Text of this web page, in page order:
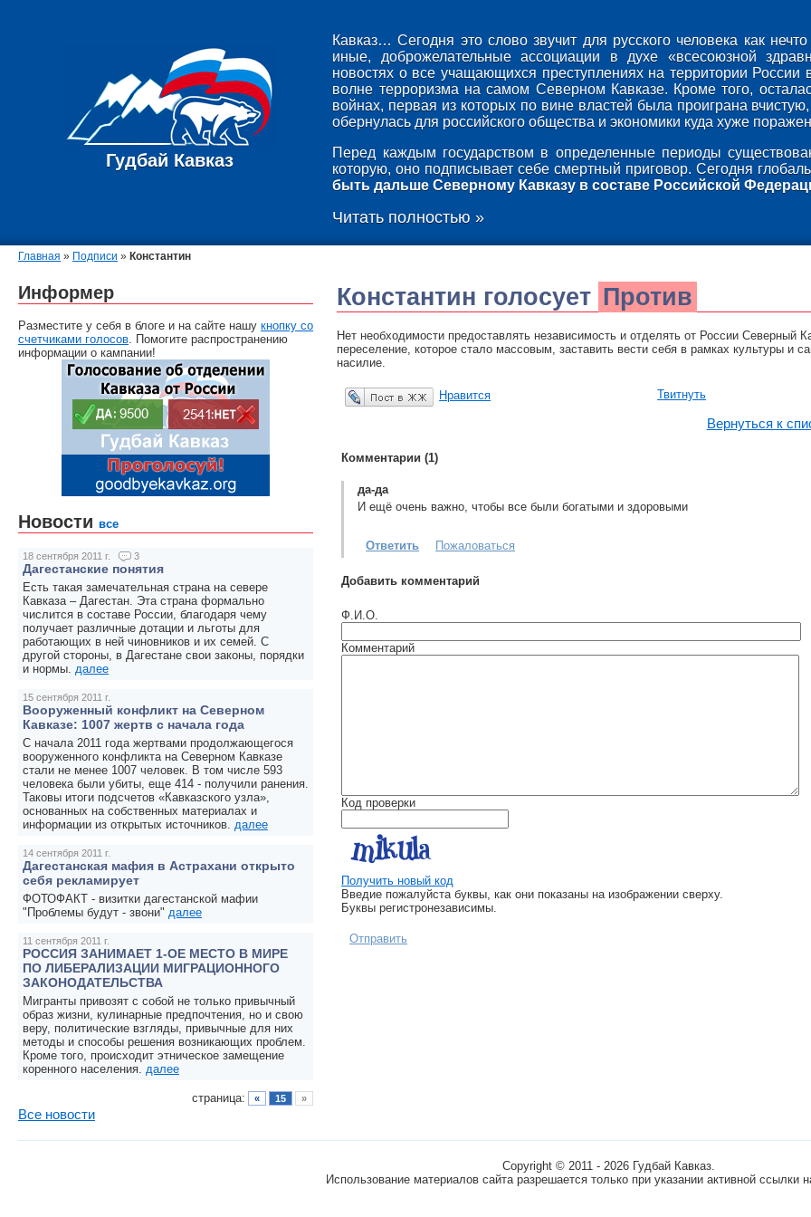
Гудбай Кавказ
Кавказ… Сегодня это слово звучит для русского человека как
иные, доброжелательные ассоциации в духе «всесоюзной
новостях о все учащающихся преступлениях на территории
волне терроризма на самом Северном Кавказе. Кроме того,
войнах, первая из которых по вине властей была проиграна
обернулась для российского общества и экономики куда хуже
Перед каждым государством в определенные периоды
которую, оно подписывает себе смертный приговор. Сегодня
быть дальше Северному Кавказу в составе Российской
Читать полностью »
Главная » Подписи » Константин
Константин голосует Против
Нет необходимости предоставлять независимость и отделять от России Северный
переселение, которое стало массовым, заставить вести себя в рамках культуры и
насилие.
Опубликовать в ЖЖ Нравится Твитнуть
Вернуться к
Комментарии (1)
да-да
И ещё очень важно, чтобы все были богатыми и здоровыми
Ответить Пожаловаться
Добавить комментарий
Ф.И.О.
Комментарий
Код проверки
Получить новый код
Введие пожалуйста буквы, как они показаны на изображении сверху.
Буквы регистронезависимы.
Отправить
Информер
Разместите у себя в блоге и на сайте нашу кнопку со
счетчиками голосов. Помогите распространению
информации о кампании!
Новости все
18 сентября 2011 г. 3
Дагестанские понятия
Есть такая замечательная страна на севере
Кавказа – Дагестан. Эта страна формально
числится в составе России, благодаря чему
получает различные дотации и льготы для
работающих в ней чиновников и их семей. С
другой стороны, в Дагестане свои законы, порядки
и нормы. далее
15 сентября 2011 г.
Вооруженный конфликт на Северном
Кавказе: 1007 жертв с начала года
С начала 2011 года жертвами продолжающегося
вооруженного конфликта на Северном Кавказе
стали не менее 1007 человек. В том числе 593
человека были убиты, еще 414 - получили ранения.
Таковы итоги подсчетов «Кавказского узла»,
основанных на собственных материалах и
информации из открытых источников. далее
14 сентября 2011 г.
Дагестанская мафия в Астрахани открыто
себя рекламирует
ФОТОФАКТ - визитки дагестанской мафии
"Проблемы будут - звони" далее
11 сентября 2011 г.
РОССИЯ ЗАНИМАЕТ 1-ОЕ МЕСТО В МИРЕ
ПО ЛИБЕРАЛИЗАЦИИ МИГРАЦИОННОГО
ЗАКОНОДАТЕЛЬСТВА
Мигранты привозят с собой не только привычный
образ жизни, кулинарные предпочтения, но и свою
веру, политические взгляды, привычные для них
методы и способы решения возникающих проблем.
Кроме того, происходит этническое замещение
коренного населения. далее
страница: « 15 »
Все новости
Copyright © 2011 - 2026 Гудбай Кавказ.
Использование материалов сайта разрешается только при указании активной ссылки